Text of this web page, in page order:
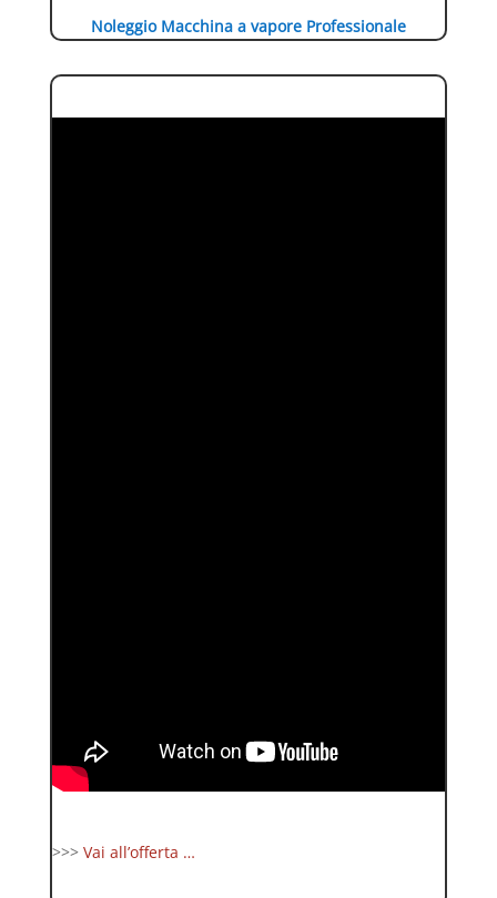
Noleggio Macchina a vapore Professionale
>>> Vai all’offerta …